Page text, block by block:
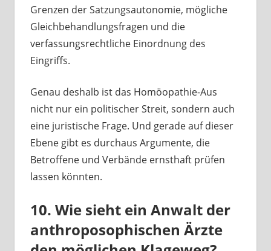
Grenzen der Satzungsautonomie, mögliche
Gleichbehandlungsfragen und die
verfassungsrechtliche Einordnung des
Eingriffs.
Genau deshalb ist das Homöopathie-Aus
nicht nur ein politischer Streit, sondern auch
eine juristische Frage. Und gerade auf dieser
Ebene gibt es durchaus Argumente, die
Betroffene und Verbände ernsthaft prüfen
lassen könnten.
10. Wie sieht ein Anwalt der
anthroposophischen Ärzte